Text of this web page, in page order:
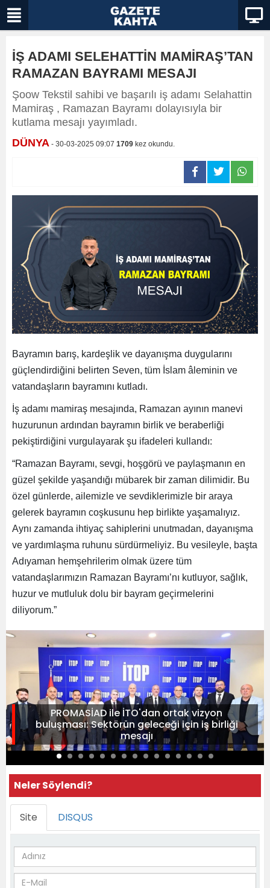
İŞ ADAMI SELEHATTİN MAMİRAŞ’TAN
RAMAZAN BAYRAMI MESAJI
Şoow Tekstil sahibi ve başarılı iş adamı Selahattin
Mamiraş , Ramazan Bayramı dolayısıyla bir
kutlama mesajı yayımladı.
DÜNYA - 30-03-2025 09:07 1709 kez okundu.
Bayramın barış, kardeşlik ve dayanışma duygularını
güçlendirdiğini belirten Seven, tüm İslam âleminin ve
vatandaşların bayramını kutladı.
İş adamı mamiraş mesajında, Ramazan ayının manevi
huzurunun ardından bayramın birlik ve beraberliği
pekiştirdiğini vurgulayarak şu ifadeleri kullandı:
“Ramazan Bayramı, sevgi, hoşgörü ve paylaşmanın en
güzel şekilde yaşandığı mübarek bir zaman dilimidir. Bu
özel günlerde, ailemizle ve sevdiklerimizle bir araya
gelerek bayramın coşkusunu hep birlikte yaşamalıyız.
Aynı zamanda ihtiyaç sahiplerini unutmadan, dayanışma
ve yardımlaşma ruhunu sürdürmeliyiz. Bu vesileyle, başta
Adıyaman hemşehrilerim olmak üzere tüm
vatandaşlarımızın Ramazan Bayramı’nı kutluyor, sağlık,
huzur ve mutluluk dolu bir bayram geçirmelerini
diliyorum.”
PROMASİAD ile İTO'dan ortak vizyon
buluşması: Sektörün geleceği için iş birliği
mesajı
Neler Söylendi?
Site DISQUS